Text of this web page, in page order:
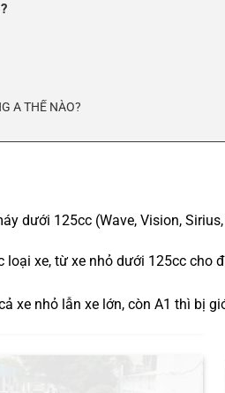
A THẾ NÀO?
dưới 125cc (Wave, Vision,
loại xe, từ xe nhỏ dưới 125cc cho
xe nhỏ lẫn xe lớn, còn A1 thì bị